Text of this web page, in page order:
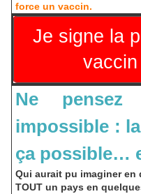
force un vaccin.
Je signe la
Ne
impossible :
ça possible…
Qui aurait pu imaginer en
TOUT un pays en